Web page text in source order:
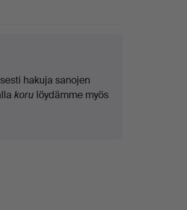
hakuja sanojen
koru löydämme myös